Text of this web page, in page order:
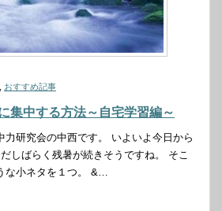
おすすめ記事
集中する方法～自宅学習編～
力研究会の中西です。 いよいよ今日から
しばらく残暑が続きそうですね。 そこ
な小ネタを１つ。 &…